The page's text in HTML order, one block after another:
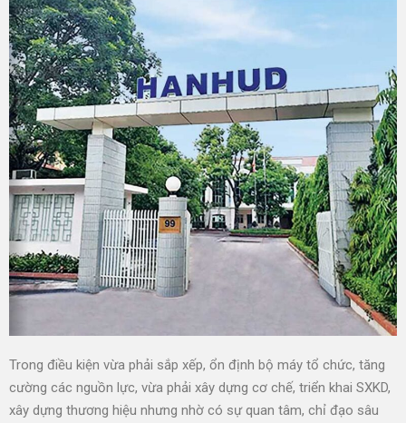
Trong điều kiện vừa phải sắp xếp, ổn định bộ máy tổ chức, tăng
cường các nguồn lực, vừa phải xây dựng cơ chế, triển khai SXKD,
xây dựng thương hiệu nhưng nhờ có sự quan tâm, chỉ đạo sâu